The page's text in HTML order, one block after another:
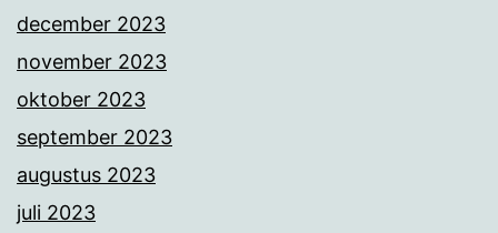
december 2023
november 2023
oktober 2023
september 2023
augustus 2023
juli 2023